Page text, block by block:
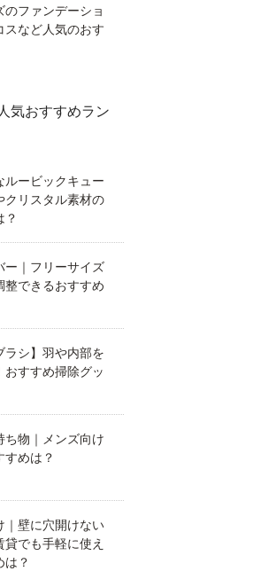
のファンデーショ
スなど人気のおす
気おすすめラン
ルービックキュー
クリスタル素材の
？
ー｜フリーサイズ
整できるおすすめ
ラシ】羽や内部を
おすすめ掃除グッ
ち物｜メンズ向け
すめは？
｜壁に穴開けない
貸でも手軽に使え
は？